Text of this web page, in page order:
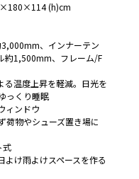
(h)cm
、インナーテン
約1,500mm、フレーム/F
温度上昇を軽減。日光を
っくり睡眠
ィンドウ
物やシューズ置き場に
式
け雨よけスペースを作る